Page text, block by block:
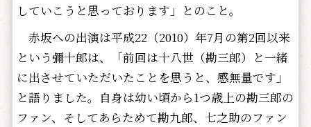
していこうと思っております」とのこと。
赤坂への出演は平成22（2010）年7月の第2回以来
という彌十郎は、「前回は十八世（勘三郎）と一緒
に出させていただいたことを思うと、感無量です」
と語りました。自身は幼い頃から1つ歳上の勘三郎の
ファン、そしてあらためて勘九郎、七之助のファン